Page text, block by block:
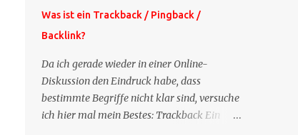
Weitere Mailangebote dieser Art sehen Sie
auf meiner XING-Seite oder hier oben rechts
im Blog. Die Profilfragen werde ich
mittelfristig aus der normalen XING-Tipp-
Mail entfernen, da ich sie so nur an einer
Stelle pflegen muss.
Was ist ein Trackback / Pingback /
Backlink?
Da ich gerade wieder in einer Online-
Diskussion den Eindruck habe, dass
bestimmte Begriffe nicht klar sind, versuche
ich hier mal mein Bestes: Trackback Ein